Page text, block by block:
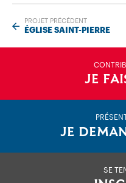
PROJET PRÉCÉDENT
ÉGLISE SAINT-PIERRE
JE
JE
SE